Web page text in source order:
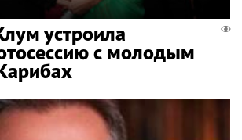
устроила
с молодым